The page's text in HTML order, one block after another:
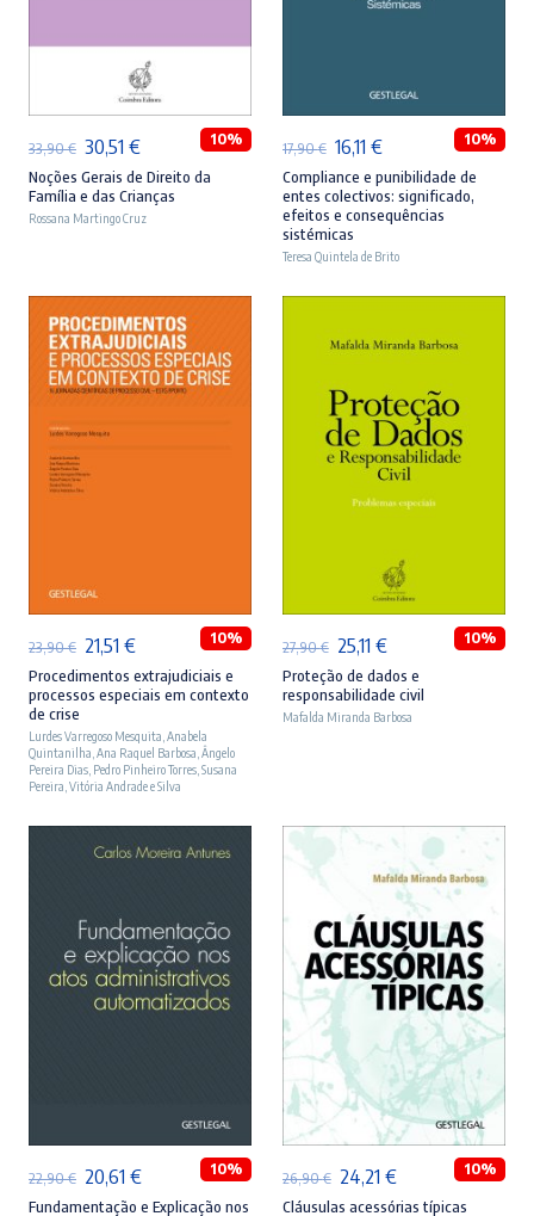
ADICIONAR
33,90€ O
preço
original
30,51 €O
preço
atual
10%
Noções Gerais de Direito da
Família e das Crianças
Rossana Martingo Cruz
17,90€ O
preço
original
era:
16,11 €O
preço
atual
10%
Compliance e punibilidade de
entes colectivos: significado,
efeitos e consequências
sistémicas
Teresa Quintela de Brito
23,90€ O
preço
original
era:
23,90 €.
21,51 €O
preço
atual
é:
21,51 €.
10%
Procedimentos extrajudiciais e
processos especiais em contexto
de crise
Lurdes Varregoso Mesquita Anabela
Quintanilha Ana Raquel Barbosa Ângelo
Pereira Dias Pedro Pinheiro Torres Susana
Pereira Vitória Andrade e Silva
ADICIONAR
27,90€ O
preço
original
25,11 €O
preço
atual
10%
Proteção de dados e
responsabilidade civil
Mafalda Miranda Barbosa
22,90€ O
preço
20,61 €O
preço
10%
Fundamentação e Explicação nos
ADICIONAR
26,90€ O
preço
24,21 €O
preço
10%
Cláusulas acessórias típicas